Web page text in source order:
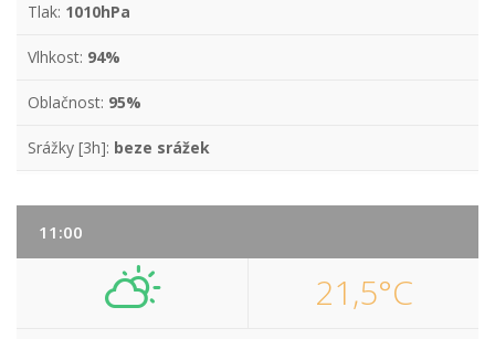
Tlak: 1010hPa
Vlhkost: 94%
Oblačnost: 95%
Srážky [3h]: beze srážek
11:00
21,5°C